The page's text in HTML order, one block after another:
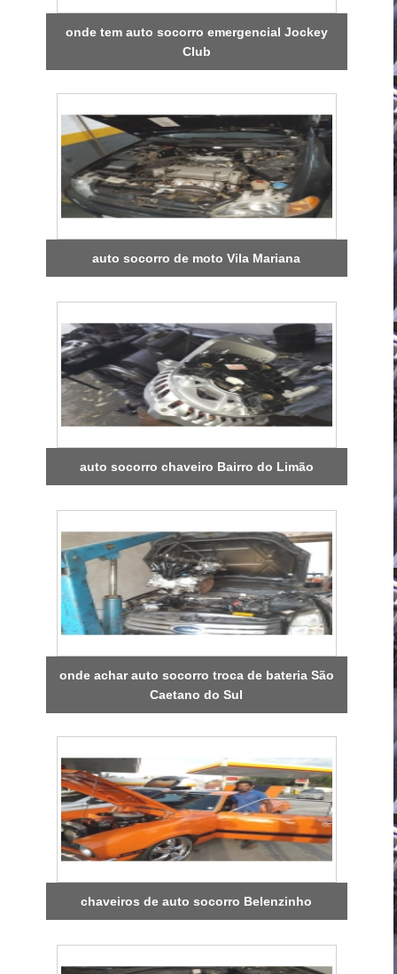
onde tem auto socorro emergencial Jockey
Club
auto socorro de moto Vila Mariana
auto socorro chaveiro Bairro do Limão
onde achar auto socorro troca de bateria São
Caetano do Sul
chaveiros de auto socorro Belenzinho